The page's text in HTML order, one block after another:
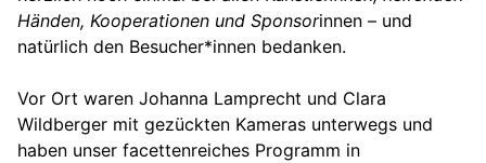
Händen, Kooperationen und Sponsorinnen – und
natürlich den Besucher*innen bedanken.
Vor Ort waren Johanna Lamprecht und Clara
Wildberger mit gezückten Kameras unterwegs und
haben unser facettenreiches Programm in